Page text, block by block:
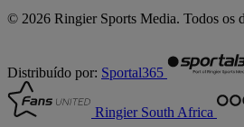
© 2026 Ringier Sports Media. Todos os
Distribuído por: Sportal365
Ringier South Africa